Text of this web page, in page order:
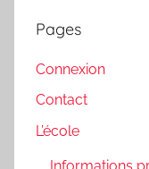
Pages
Connexion
Contact
L’école